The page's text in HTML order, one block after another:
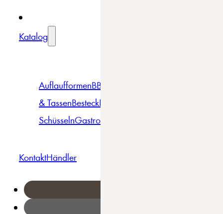
Katalog
AuflaufformenBBQ
& TassenBesteckBowls &
SchüsselnGastro
KontaktHändler